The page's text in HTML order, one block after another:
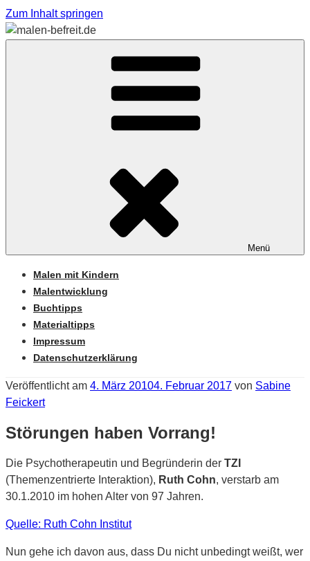
Zum Inhalt springen
MALEN-BEFREIT.DE
Sabine Feickert – Atelier für begleitetes Malen
Menü
Malen mit Kindern
Malentwicklung
Buchtipps
Materialtipps
Impressum
Datenschutzerklärung
Veröffentlicht am 4. März 20104. Februar 2017 von Sabine
Feickert
Störungen haben Vorrang!
Die Psychotherapeutin und Begründerin der TZI
(Themenzentrierte Interaktion), Ruth Cohn, verstarb am
30.1.2010 im hohen Alter von 97 Jahren.
Quelle: Ruth Cohn Institut
Nun gehe ich davon aus, dass Du nicht unbedingt weißt, wer